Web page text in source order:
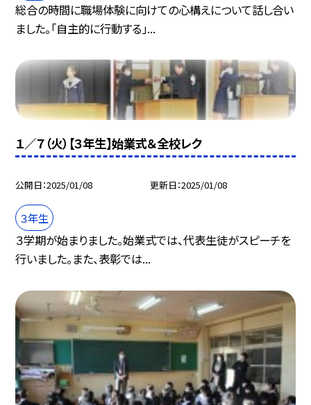
総合の時間に職場体験に向けての心構えについて話し合い
ました。「自主的に行動する」...
１／７（火）【３年生】始業式＆全校レク
公開日 2025/01/08 更新日 2025/01/08
３年生
３学期が始まりました。始業式では、代表生徒がスピーチを
行いました。また、表彰では...